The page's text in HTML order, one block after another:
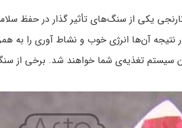
یکی از سنگ‌های تأثیر گذار در حفظ
آن‌ها انرژی خوب و نشاط آوری را به
تغذیه‌ی شما خواهند شد. برخی از